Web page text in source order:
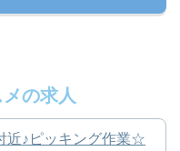
の求人
近♪ピッキング作業☆